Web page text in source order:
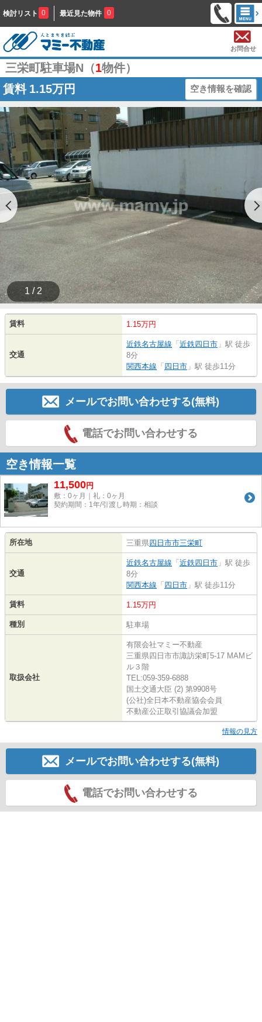
検討リスト 0 最近見た物件 0
お問合せ
三栄町駐車場N（1物件）
賃料 1.15万円 空き情報を確認
1 / 2
賃料 1.15万円
交通
近鉄名古屋線 「 近鉄四日市 」駅 徒歩
8分
関西本線 「 四日市 」駅 徒歩11分
メールでお問い合わせする(無料)
電話でお問い合わせする
空き情報一覧
11,500円
敷：0ヶ月｜礼：0ヶ月
契約期間：1年/引渡し時期：相談
所在地 三重県四日市市三栄町
交通
近鉄名古屋線 「 近鉄四日市 」駅 徒歩
8分
関西本線 「 四日市 」駅 徒歩11分
賃料 1.15万円
種別 駐車場
取扱会社
有限会社マミー不動産
三重県四日市市諏訪栄町5-17 MAMビ
ル３階
TEL:059-359-6888
国土交通大臣 (2) 第9908号
(公社)全日本不動産協会会員
不動産公正取引協議会加盟
情報の見方
メールでお問い合わせする(無料)
電話でお問い合わせする